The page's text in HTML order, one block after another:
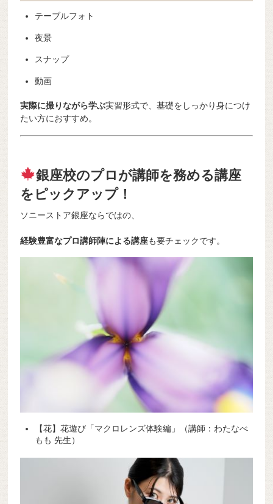
テーブルフォト
夜景
スナップ
動画
実際に撮りながら学ぶ実習形式で、基礎をしっかり身につけ
たい方におすすめ。
銀座校のプロが講師を務める講座
をピックアップ！
ソニーストア銀座ならではの、
経験豊富なプロ講師陣による講座も要チェックです。
【花】花遊び「マクロレンズ体験編」（講師：わたなべ
もも 先生）